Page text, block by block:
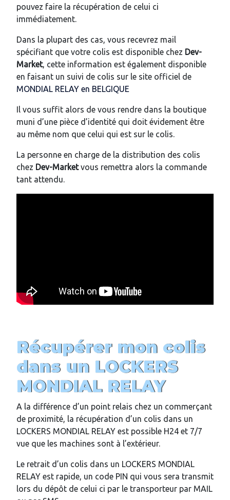
pouvez faire la récupération de celui ci
immédiatement.
Dans la plupart des cas, vous recevrez mail
spécifiant que votre colis est disponible chez Dev-
Market, cette information est également disponible
en faisant un suivi de colis sur le site officiel de
MONDIAL RELAY en BELGIQUE
Il vous suffit alors de vous rendre dans la boutique
muni d’une pièce d’identité qui doit évidement être
au même nom que celui qui est sur le colis.
La personne en charge de la distribution des colis
chez Dev-Marketvous remettra alors la commande
tant attendu.
Récupérer mon colis
dans un LOCKERS
MONDIAL RELAY
A la différence d’un point relais chez un commerçant
de proximité, la récupération d’un colis dans un
LOCKERS MONDIAL RELAY est possible H24 et 7/7
vue que les machines sont à l’extérieur.
Le retrait d’un colis dans un LOCKERS MONDIAL
RELAY est rapide, un code PIN qui vous sera transmit
lors du dépôt de celui ci par le transporteur par MAIL